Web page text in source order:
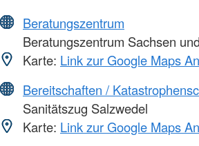
Beratungszentrum
Beratungszentrum Sachsen
Karte: Link zur Google Maps
Bereitschaften /
Sanitätszug Salzwedel
Karte: Link zur Google Maps